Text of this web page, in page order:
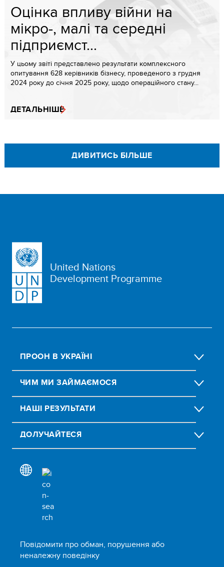
Оцінка впливу війни на
мікро-, малі та середні
підприємст...
У цьому звіті представлено результати комплексного
опитування 628 керівників бізнесу, проведеного з грудня
2024 року до січня 2025 року, щодо операційного стану...
ДЕТАЛЬНІШЕ
ДИВИТИСЬ БІЛЬШЕ
United Nations
Development Programme
ПРООН В УКРАЇНІ
ЧИМ МИ ЗАЙМАЄМОСЯ
НАШІ РЕЗУЛЬТАТИ
ДОЛУЧАЙТЕСЯ
Повідомити про обман, порушення або
неналежну поведінку